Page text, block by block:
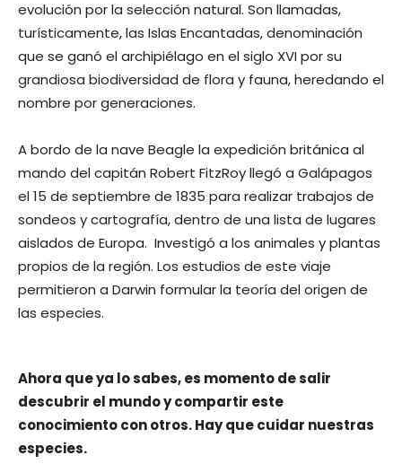
evolución por la selección natural. Son llamadas,
turísticamente, las Islas Encantadas, denominación
que se ganó el archipiélago en el siglo XVI por su
grandiosa biodiversidad de flora y fauna, heredando el
nombre por generaciones.
A bordo de la nave Beagle la expedición británica al
mando del capitán Robert FitzRoy llegó a Galápagos
el 15 de septiembre de 1835 para realizar trabajos de
sondeos y cartografía, dentro de una lista de lugares
aislados de Europa. Investigó a los animales y plantas
propios de la región. Los estudios de este viaje
permitieron a Darwin formular la teoría del origen de
las especies.
Ahora que ya lo sabes, es momento de salir
descubrir el mundo y compartir este
conocimiento con otros. Hay que cuidar nuestras
especies.